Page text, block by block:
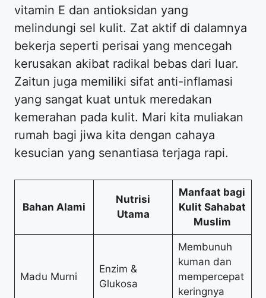
vitamin E dan antioksidan yang
melindungi sel kulit. Zat aktif di dalamnya
bekerja seperti perisai yang mencegah
kerusakan akibat radikal bebas dari luar.
Zaitun juga memiliki sifat anti-inflamasi
yang sangat kuat untuk meredakan
kemerahan pada kulit. Mari kita muliakan
rumah bagi jiwa kita dengan cahaya
kesucian yang senantiasa terjaga rapi.
Bahan Alami
Nutrisi
Utama
Manfaat bagi
Kulit Sahabat
Muslim
Madu Murni
Enzim &
Glukosa
Membunuh
kuman dan
mempercepat
keringnya